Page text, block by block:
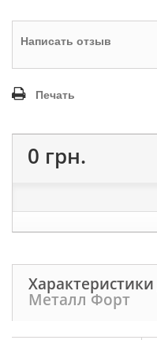
Написать отзыв
Печать
0 грн.
Характеристики
Металл Форт